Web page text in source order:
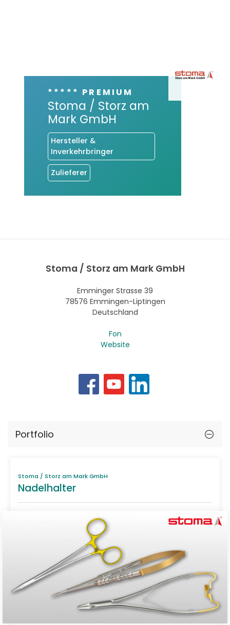
***** PREMIUM
Stoma / Storz am
Mark GmbH
Hersteller &
Inverkehrbringer
Zulieferer
Stoma / Storz am Mark GmbH
Emminger Strasse 39
78576 Emmingen-Liptingen
Deutschland
Fon
Website
Portfolio
Stoma / Storz am Mark GmbH
Nadelhalter